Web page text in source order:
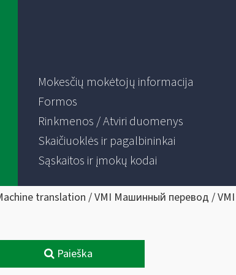
Mokesčių mokėtojų informacija
Formos
Rinkmenos / Atviri duomenys
Skaičiuoklės ir pagalbininkai
Sąskaitos ir įmokų kodai
translation / VMI Машинный перевод /
Paieška